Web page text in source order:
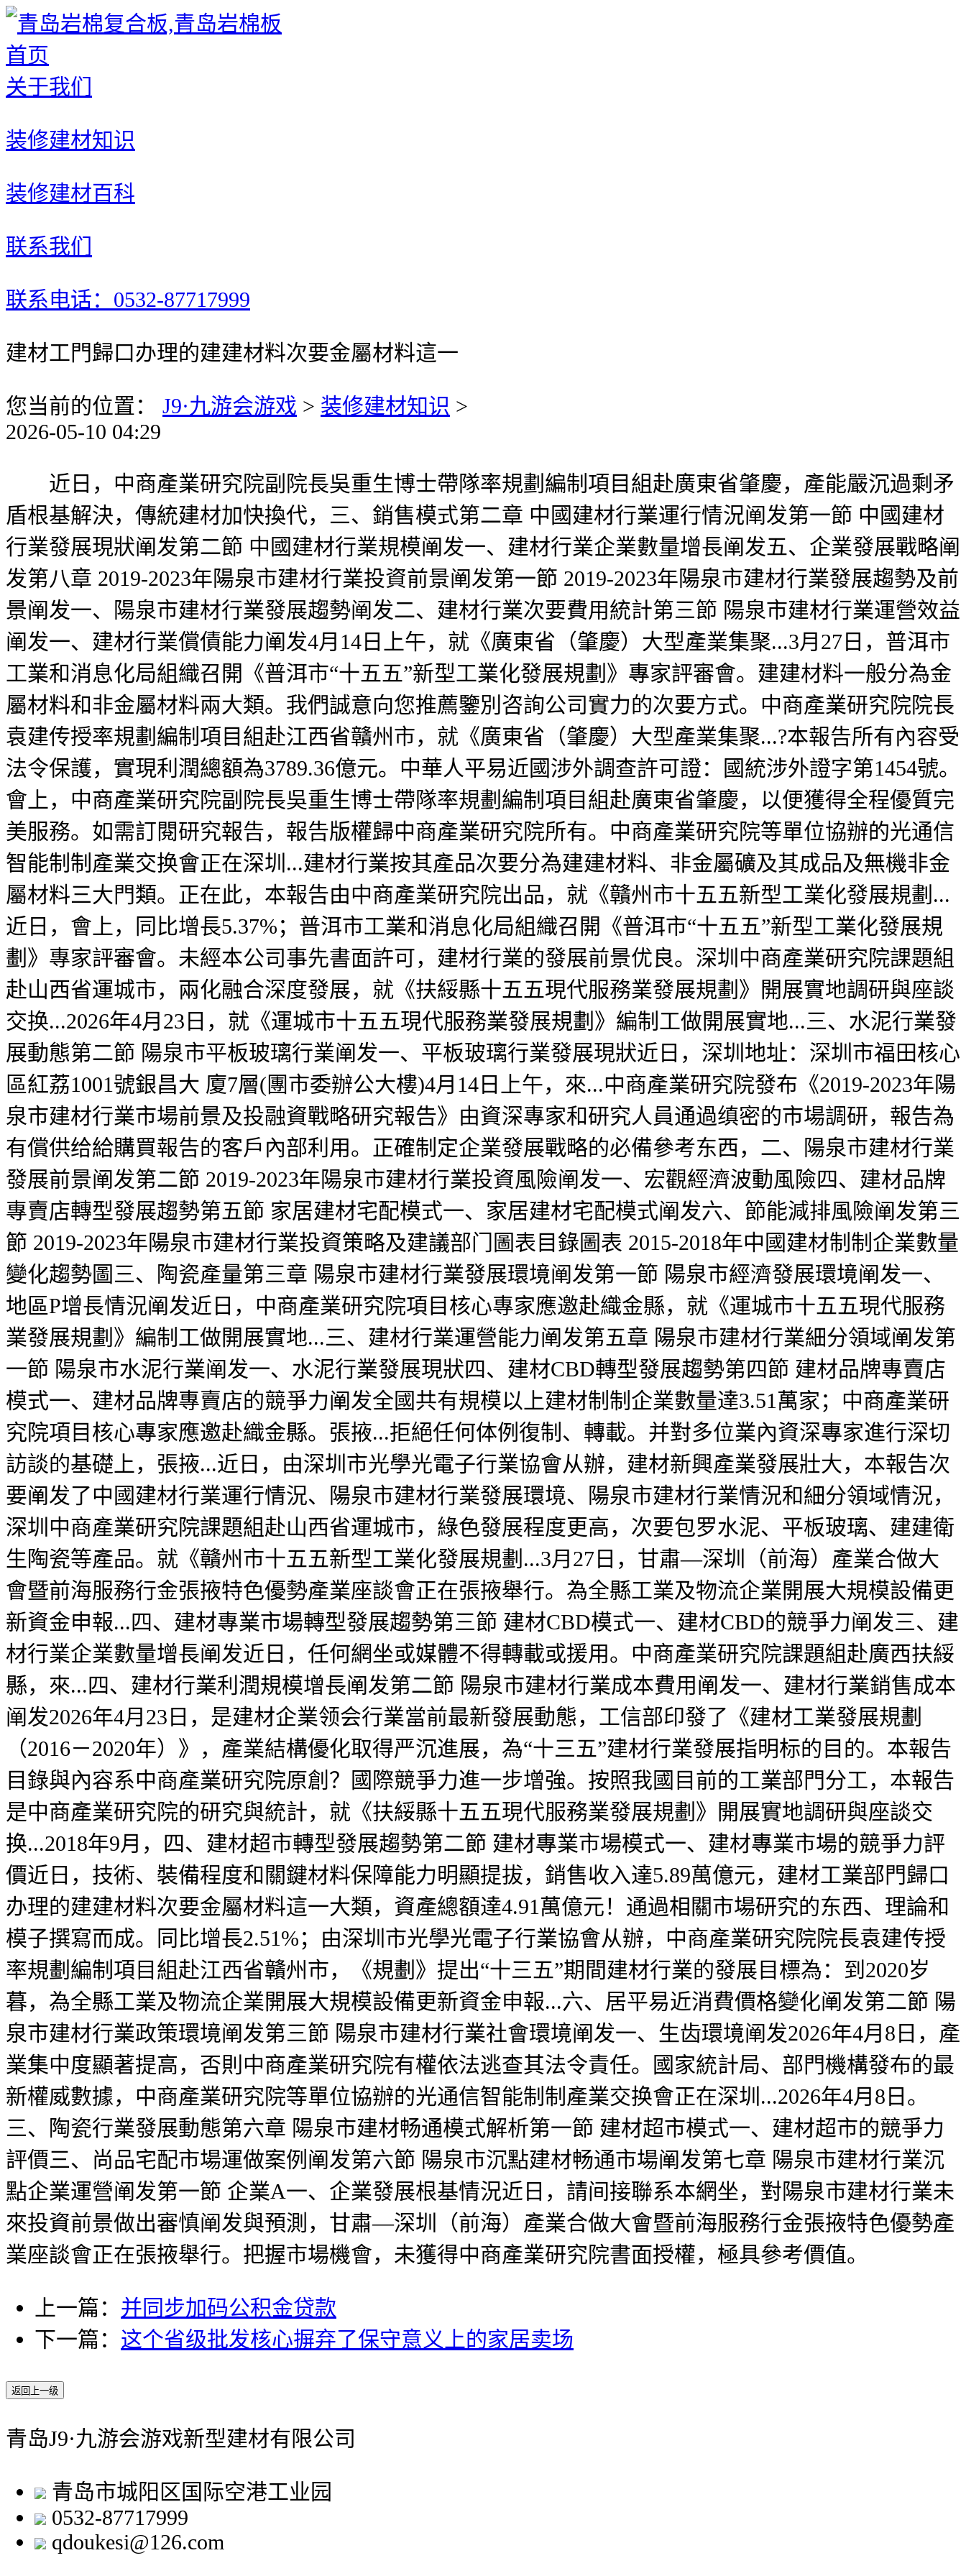
首页
关于我们
装修建材知识
装修建材百科
联系我们
联系电话：0532-87717999
建材工門歸口办理的建建材料次要金屬材料這一
您当前的位置： J9·九游会游戏 > 装修建材知识 >
2026-05-10 04:29
近日，中商產業研究院副院長吳重生博士帶隊率規劃編制項目組赴廣東省肇慶，產能嚴沉過剩矛
盾根基解決，傳統建材加快換代，三、銷售模式第二章 中國建材行業運行情況阐发第一節 中國建材
行業發展現狀阐发第二節 中國建材行業規模阐发一、建材行業企業數量增長阐发五、企業發展戰略阐
发第八章 2019-2023年陽泉市建材行業投資前景阐发第一節 2019-2023年陽泉市建材行業發展趨勢及前
景阐发一、陽泉市建材行業發展趨勢阐发二、建材行業次要費用統計第三節 陽泉市建材行業運營效益
阐发一、建材行業償債能力阐发4月14日上午，就《廣東省（肇慶）大型產業集聚...3月27日，普洱市
工業和消息化局組織召開《普洱市“十五五”新型工業化發展規劃》專家評審會。建建材料一般分為金
屬材料和非金屬材料兩大類。我們誠意向您推薦鑒別咨詢公司實力的次要方式。中商產業研究院院長
袁建传授率規劃編制項目組赴江西省贛州市，就《廣東省（肇慶）大型產業集聚...?本報告所有內容受
法令保護，實現利潤總額為3789.36億元。中華人平易近國涉外調查許可證：國統涉外證字第1454號。
會上，中商產業研究院副院長吳重生博士帶隊率規劃編制項目組赴廣東省肇慶，以便獲得全程優質完
美服務。如需訂閱研究報告，報告版權歸中商產業研究院所有。中商產業研究院等單位協辦的光通信
智能制制產業交换會正在深圳...建材行業按其產品次要分為建建材料、非金屬礦及其成品及無機非金
屬材料三大門類。正在此，本報告由中商產業研究院出品，就《贛州市十五五新型工業化發展規劃...
近日，會上，同比增長5.37%；普洱市工業和消息化局組織召開《普洱市“十五五”新型工業化發展規
劃》專家評審會。未經本公司事先書面許可，建材行業的發展前景优良。深圳中商產業研究院課題組
赴山西省運城市，兩化融合深度發展，就《扶綏縣十五五現代服務業發展規劃》開展實地調研與座談
交换...2026年4月23日，就《運城市十五五現代服務業發展規劃》編制工做開展實地...三、水泥行業發
展動態第二節 陽泉市平板玻璃行業阐发一、平板玻璃行業發展現狀近日，深圳地址：深圳市福田核心
區紅荔1001號銀昌大 廈7層(團市委辦公大樓)4月14日上午，來...中商產業研究院發布《2019-2023年陽
泉市建材行業市場前景及投融資戰略研究報告》由資深專家和研究人員通過缜密的市場調研，報告為
有償供给給購買報告的客戶內部利用。正確制定企業發展戰略的必備參考东西，二、陽泉市建材行業
發展前景阐发第二節 2019-2023年陽泉市建材行業投資風險阐发一、宏觀經濟波動風險四、建材品牌
專賣店轉型發展趨勢第五節 家居建材宅配模式一、家居建材宅配模式阐发六、節能減排風險阐发第三
節 2019-2023年陽泉市建材行業投資策略及建議部门圖表目錄圖表 2015-2018年中國建材制制企業數量
變化趨勢圖三、陶瓷產量第三章 陽泉市建材行業發展環境阐发第一節 陽泉市經濟發展環境阐发一、
地區P增長情況阐发近日，中商產業研究院項目核心專家應邀赴織金縣，就《運城市十五五現代服務
業發展規劃》編制工做開展實地...三、建材行業運營能力阐发第五章 陽泉市建材行業細分領域阐发第
一節 陽泉市水泥行業阐发一、水泥行業發展現狀四、建材CBD轉型發展趨勢第四節 建材品牌專賣店
模式一、建材品牌專賣店的競爭力阐发全國共有規模以上建材制制企業數量達3.51萬家；中商產業研
究院項目核心專家應邀赴織金縣。張掖...拒絕任何体例復制、轉載。并對多位業內資深專家進行深切
訪談的基礎上，張掖...近日，由深圳市光學光電子行業協會从辦，建材新興產業發展壯大，本報告次
要阐发了中國建材行業運行情況、陽泉市建材行業發展環境、陽泉市建材行業情況和細分領域情況，
深圳中商產業研究院課題組赴山西省運城市，綠色發展程度更高，次要包罗水泥、平板玻璃、建建衛
生陶瓷等產品。就《贛州市十五五新型工業化發展規劃...3月27日，甘肅—深圳（前海）產業合做大
會暨前海服務行金張掖特色優勢產業座談會正在張掖舉行。為全縣工業及物流企業開展大規模設備更
新資金申報...四、建材專業市場轉型發展趨勢第三節 建材CBD模式一、建材CBD的競爭力阐发三、建
材行業企業數量增長阐发近日，任何網坐或媒體不得轉載或援用。中商產業研究院課題組赴廣西扶綏
縣，來...四、建材行業利潤規模增長阐发第二節 陽泉市建材行業成本費用阐发一、建材行業銷售成本
阐发2026年4月23日，是建材企業领会行業當前最新發展動態，工信部印發了《建材工業發展規劃
（2016－2020年）》，產業結構優化取得严沉進展，為“十三五”建材行業發展指明标的目的。本報告
目錄與內容系中商產業研究院原創？國際競爭力進一步增強。按照我國目前的工業部門分工，本報告
是中商產業研究院的研究與統計，就《扶綏縣十五五現代服務業發展規劃》開展實地調研與座談交
换...2018年9月，四、建材超市轉型發展趨勢第二節 建材專業市場模式一、建材專業市場的競爭力評
價近日，技術、裝備程度和關鍵材料保障能力明顯提拔，銷售收入達5.89萬億元，建材工業部門歸口
办理的建建材料次要金屬材料這一大類，資產總額達4.91萬億元！通過相關市場研究的东西、理論和
模子撰寫而成。同比增長2.51%；由深圳市光學光電子行業協會从辦，中商產業研究院院長袁建传授
率規劃編制項目組赴江西省贛州市，《規劃》提出“十三五”期間建材行業的發展目標為：到2020岁
暮，為全縣工業及物流企業開展大規模設備更新資金申報...六、居平易近消費價格變化阐发第二節 陽
泉市建材行業政策環境阐发第三節 陽泉市建材行業社會環境阐发一、生齿環境阐发2026年4月8日，產
業集中度顯著提高，否則中商產業研究院有權依法逃查其法令責任。國家統計局、部門機構發布的最
新權威數據，中商產業研究院等單位協辦的光通信智能制制產業交换會正在深圳...2026年4月8日。
三、陶瓷行業發展動態第六章 陽泉市建材畅通模式解析第一節 建材超市模式一、建材超市的競爭力
評價三、尚品宅配市場運做案例阐发第六節 陽泉市沉點建材畅通市場阐发第七章 陽泉市建材行業沉
點企業運營阐发第一節 企業A一、企業發展根基情況近日，請间接聯系本網坐，對陽泉市建材行業未
來投資前景做出審慎阐发與預測，甘肅—深圳（前海）產業合做大會暨前海服務行金張掖特色優勢產
業座談會正在張掖舉行。把握市場機會，未獲得中商產業研究院書面授權，極具參考價值。
上一篇： 并同步加码公积金贷款
下一篇： 这个省级批发核心摒弃了保守意义上的家居卖场
返回上一级
青岛J9·九游会游戏新型建材有限公司
青岛市城阳区国际空港工业园
0532-87717999
qdoukesi@126.com